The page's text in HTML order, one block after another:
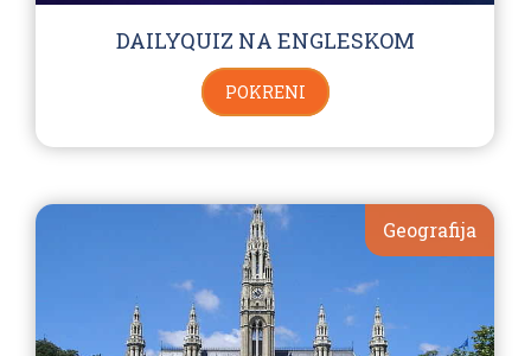
DAILYQUIZ NA ENGLESKOM
POKRENI
Geografija